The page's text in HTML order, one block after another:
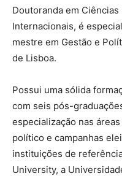
Doutoranda em
Internacionais, é
mestre em Gestão e
de Lisboa.
Possui uma sólida
com seis pós-
especialização nas
político e campanhas
instituições de
University, a